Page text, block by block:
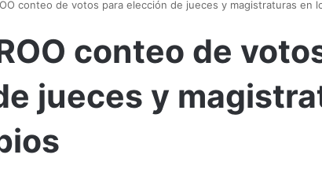
conteo de votos para elección de jueces y magistraturas en
conteo de
jueces y